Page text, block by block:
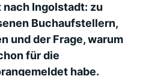
Ingolstadt: zu
Buchaufstellern,
und der Frage, warum
für die
habe.